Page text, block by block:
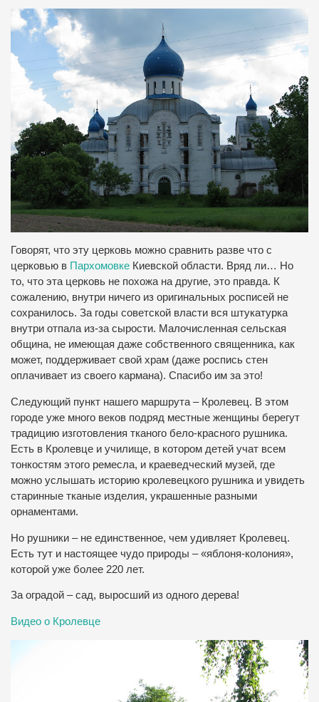
Говорят, что эту церковь можно сравнить разве что с
церковью в Пархомовке Киевской области. Вряд ли… Но
то, что эта церковь не похожа на другие, это правда. К
сожалению, внутри ничего из оригинальных росписей не
сохранилось. За годы советской власти вся штукатурка
внутри отпала из-за сырости. Малочисленная сельская
община, не имеющая даже собственного священника, как
может, поддерживает свой храм (даже роспись стен
оплачивает из своего кармана). Спасибо им за это!
Следующий пункт нашего маршрута – Кролевец. В этом
городе уже много веков подряд местные женщины берегут
традицию изготовления тканого бело-красного рушника.
Есть в Кролевце и училище, в котором детей учат всем
тонкостям этого ремесла, и краеведческий музей, где
можно услышать историю кролевецкого рушника и увидеть
старинные тканые изделия, украшенные разными
орнаментами.
Но рушники – не единственное, чем удивляет Кролевец.
Есть тут и настоящее чудо природы – «яблоня-колония»,
которой уже более 220 лет.
За оградой – сад, выросший из одного дерева!
Видео о Кролевце